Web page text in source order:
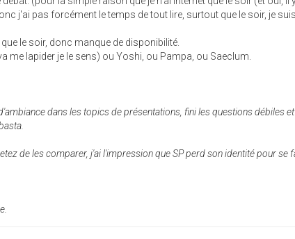
j'ai pas forcément le temps de tout lire, surtout que le soir, je suis
le soir, donc manque de disponibilité.
me lapider je le sens) ou Yoshi, ou Pampa, ou Saeclum.
dans les topics de présentations, fini les questions débiles
de les comparer, j'ai l'impression que SP perd son identité pour se